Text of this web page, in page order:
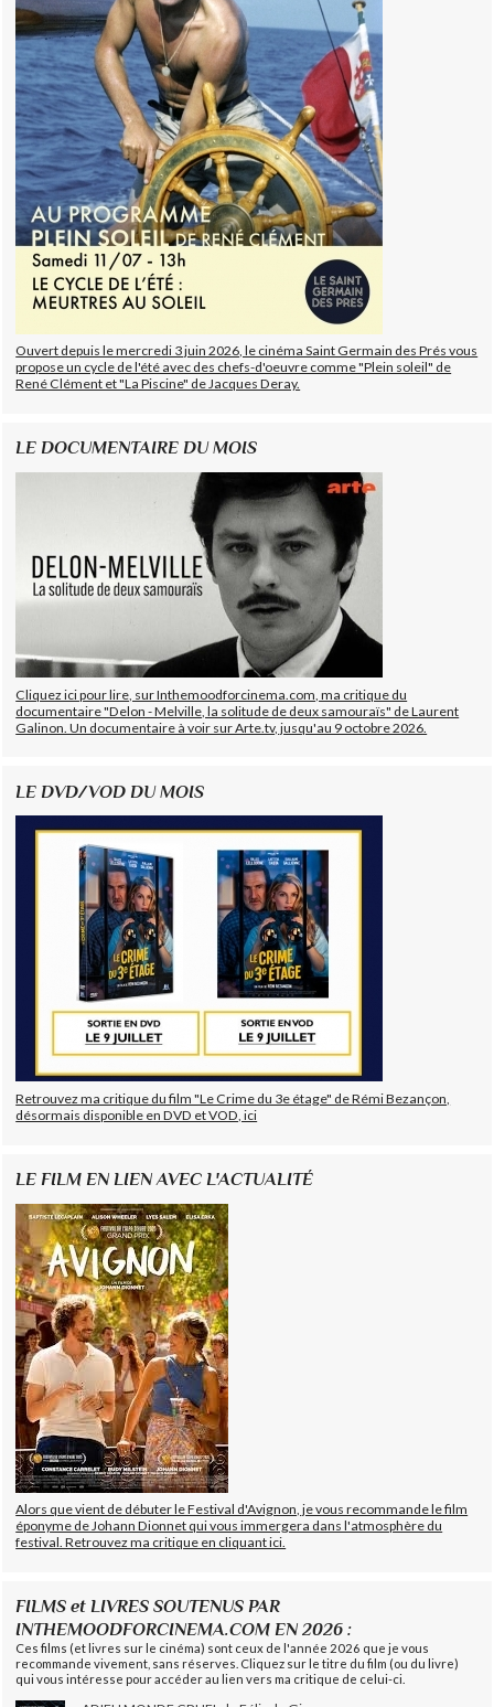
Ouvert depuis le mercredi 3 juin 2026, le cinéma Saint Germain des Prés vous
propose un cycle de l'été avec des chefs-d'oeuvre comme "Plein soleil" de
René Clément et "La Piscine" de Jacques Deray.
LE DOCUMENTAIRE DU MOIS
Cliquez ici pour lire, sur Inthemoodforcinema.com, ma critique du
documentaire "Delon - Melville, la solitude de deux samouraïs" de Laurent
Galinon. Un documentaire à voir sur Arte.tv, jusqu'au 9 octobre 2026.
LE DVD/VOD DU MOIS
Retrouvez ma critique du film "Le Crime du 3e étage" de Rémi Bezançon,
désormais disponible en DVD et VOD, ici
LE FILM EN LIEN AVEC L'ACTUALITÉ
Alors que vient de débuter le Festival d'Avignon, je vous recommande le film
éponyme de Johann Dionnet qui vous immergera dans l'atmosphère du
festival. Retrouvez ma critique en cliquant ici.
FILMS et LIVRES SOUTENUS PAR
INTHEMOODFORCINEMA.COM EN 2026 :
Ces films (et livres sur le cinéma) sont ceux de l'année 2026 que je vous
recommande vivement, sans réserves. Cliquez sur le titre du film (ou du livre)
qui vous intéresse pour accéder au lien vers ma critique de celui-ci.